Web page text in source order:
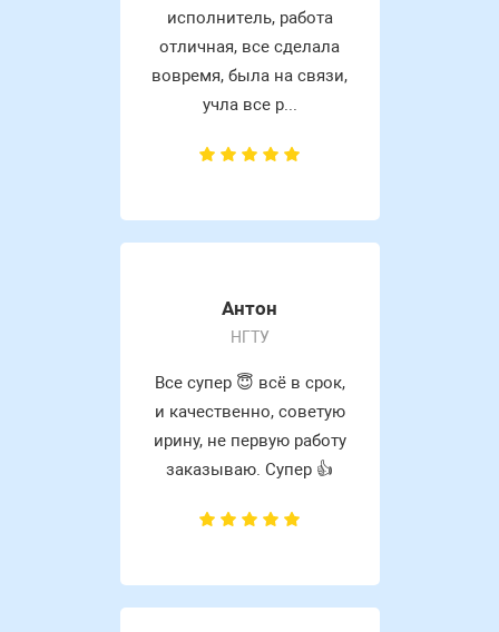
исполнитель, работа
отличная, все сделала
вовремя, была на связи,
учла все р...
Антон
НГТУ
Все супер 😇 всё в срок,
и качественно, советую
ирину, не первую работу
заказываю. Супер 👍